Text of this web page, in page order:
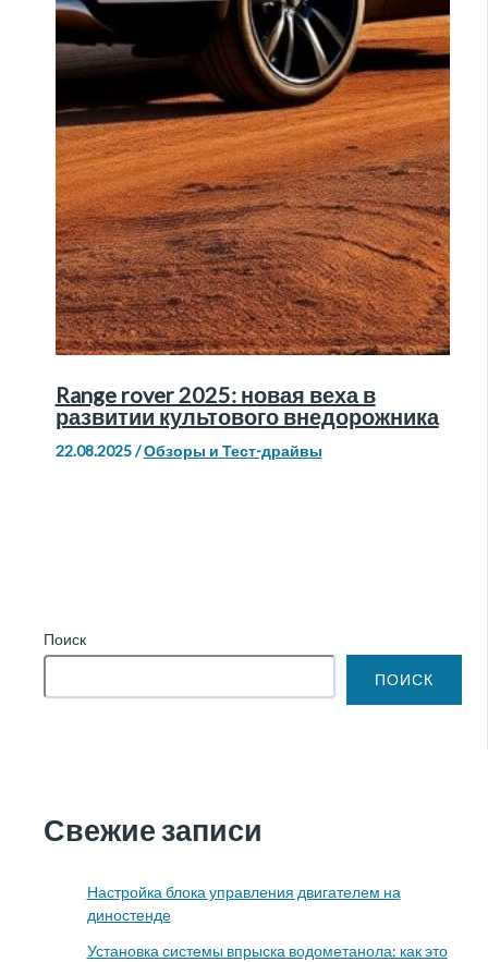
Поиск
ПОИСК
Свежие записи
Настройка блока управления двигателем на
диностенде
Установка системы впрыска водометанола: как это
Range rover 2025: новая веха в
развитии культового внедорожника
22.08.2025/Обзоры и Тест-драйвы